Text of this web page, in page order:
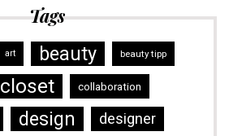
Tags
art beauty beauty tipp
closet collaboration
design designer